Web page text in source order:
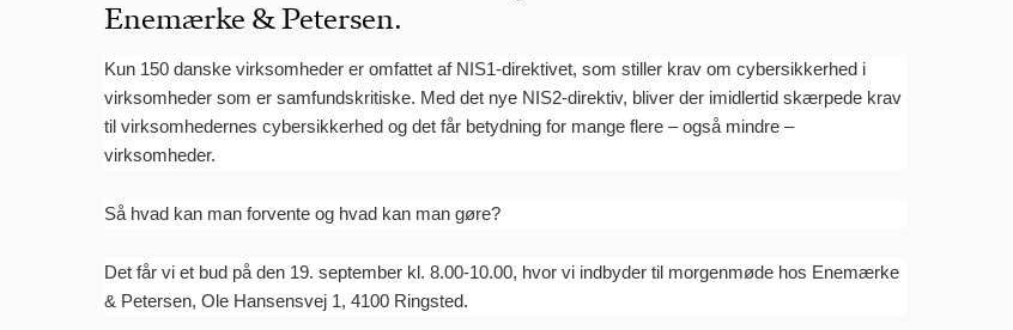
Enemærke & Petersen.
Kun 150 danske virksomheder er omfattet af NIS1-direktivet, som stiller krav om cybersikkerhed i
virksomheder som er samfundskritiske. Med det nye NIS2-direktiv, bliver der imidlertid skærpede krav
til virksomhedernes cybersikkerhed og det får betydning for mange flere – også mindre –
virksomheder.
Så hvad kan man forvente og hvad kan man gøre?
Det får vi et bud på den 19. september kl. 8.00-10.00, hvor vi indbyder til morgenmøde hos Enemærke
& Petersen, Ole Hansensvej 1, 4100 Ringsted.